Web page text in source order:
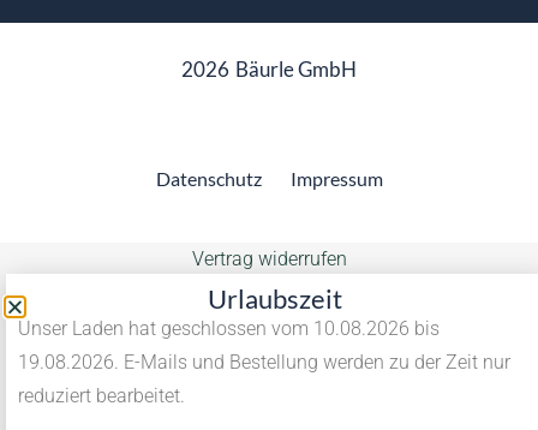
2026 Bäurle GmbH
Datenschutz Impressum
Vertrag widerrufen
Urlaubszeit
Unser Laden hat geschlossen vom 10.08.2026 bis
19.08.2026. E-Mails und Bestellung werden zu der Zeit nur
reduziert bearbeitet.